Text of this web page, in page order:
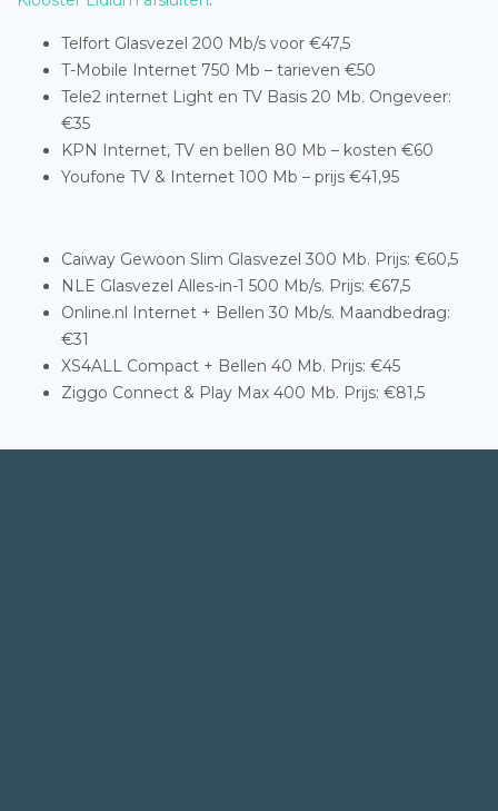
Telfort Glasvezel 200 Mb/s voor €47,5
T-Mobile Internet 750 Mb – tarieven €50
Tele2 internet Light en TV Basis 20 Mb. Ongeveer:
€35
KPN Internet, TV en bellen 80 Mb – kosten €60
Youfone TV & Internet 100 Mb – prijs €41,95
Caiway Gewoon Slim Glasvezel 300 Mb. Prijs: €60,5
NLE Glasvezel Alles-in-1 500 Mb/s. Prijs: €67,5
Online.nl Internet + Bellen 30 Mb/s. Maandbedrag:
€31
XS4ALL Compact + Bellen 40 Mb. Prijs: €45
Ziggo Connect & Play Max 400 Mb. Prijs: €81,5